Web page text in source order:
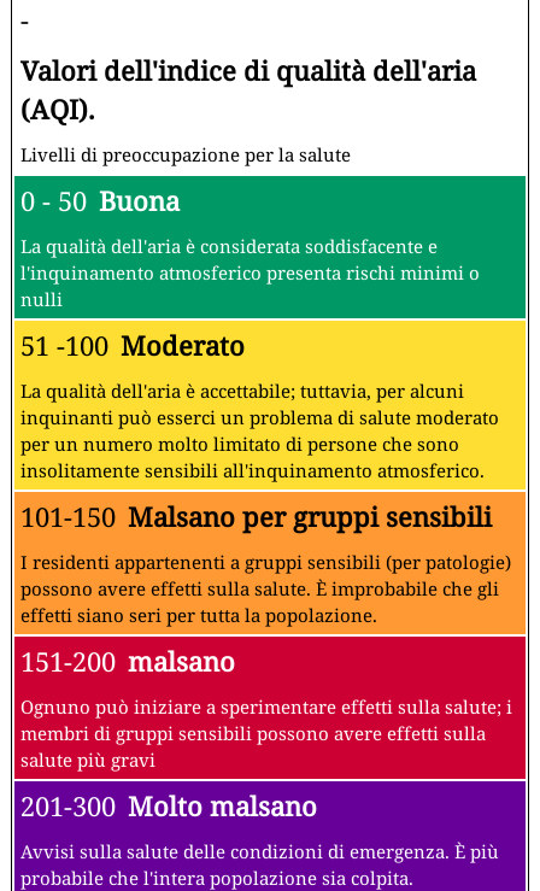
-
Valori dell'indice di qualità dell'aria
(AQI).
Livelli di preoccupazione per la salute
0 - 50 Buona
La qualità dell'aria è considerata soddisfacente e
l'inquinamento atmosferico presenta rischi minimi o
nulli
51 -100 Moderato
La qualità dell'aria è accettabile; tuttavia, per alcuni
inquinanti può esserci un problema di salute moderato
per un numero molto limitato di persone che sono
insolitamente sensibili all'inquinamento atmosferico.
101-150 Malsano per gruppi sensibili
I residenti appartenenti a gruppi sensibili (per patologie)
possono avere effetti sulla salute. È improbabile che gli
effetti siano seri per tutta la popolazione.
151-200 malsano
Ognuno può iniziare a sperimentare effetti sulla salute; i
membri di gruppi sensibili possono avere effetti sulla
salute più gravi
201-300 Molto malsano
Avvisi sulla salute delle condizioni di emergenza. È più
probabile che l'intera popolazione sia colpita.